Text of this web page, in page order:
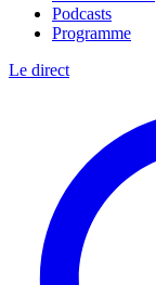
Podcasts
Programme
Le direct